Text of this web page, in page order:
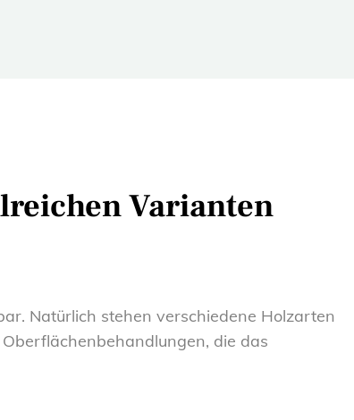
Varianten
Natürlich stehen verschiedene Holzarten
die das